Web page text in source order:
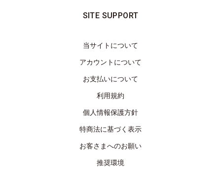
ABOUT
IN
SITE SUPPORT
当サイトについて
アカウントについて
お支払いについて
利用規約
個人情報保護方針
特商法に基づく表示
お客さまへのお願い
推奨環境